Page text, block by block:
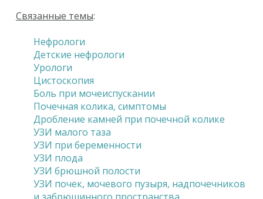
Связанные темы:
Нефрологи
Детские нефрологи
Урологи
Цистоскопия
Боль при мочеиспускании
Почечная колика, симптомы
Дробление камней при почечной колике
УЗИ малого таза
УЗИ при беременности
УЗИ плода
УЗИ брюшной полости
УЗИ почек, мочевого пузыря, надпочечников